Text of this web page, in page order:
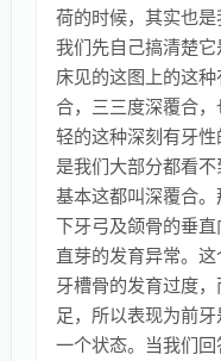
荷的时候，其实也是
我们先自己搞清楚
床见的这图上的这
合，三三度深覆合
轻的这种深刻有牙
是我们大部分都看不
基本这都叫深覆合
下牙弓及颌骨的垂
直芽的发育异常。
牙槽骨的发育过度
足，所以表现为前
一个状态。当我们